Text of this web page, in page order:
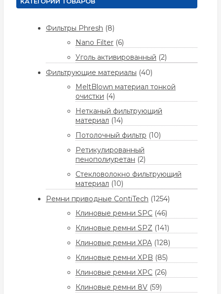
Фильтры Phresh (8)
Nano Filter (6)
Уголь активированный (2)
Фильтрующие материалы (40)
MeltBlown материал тонкой
очистки (4)
Нетканый фильтрующий
материал (14)
Потолочный фильтр (10)
Ретикулированный
пенополиуретан (2)
Стекловолокно фильтрующий
материал (10)
Ремни приводные ContiTech (1254)
Клиновые ремни SPC (46)
Клиновые ремни SPZ (141)
Клиновые ремни XPA (128)
Клиновые ремни XPB (85)
Клиновые ремни XPC (26)
Клиновые ремни 8V (59)